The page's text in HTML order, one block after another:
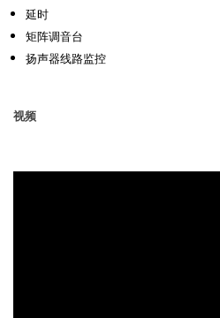
延时
矩阵调音台
扬声器线路监控
视频